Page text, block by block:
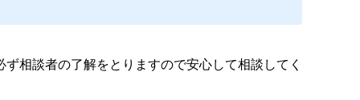
相談者の了解をとりますので安心して相談してく